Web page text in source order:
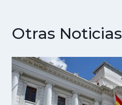
Otras Noticias